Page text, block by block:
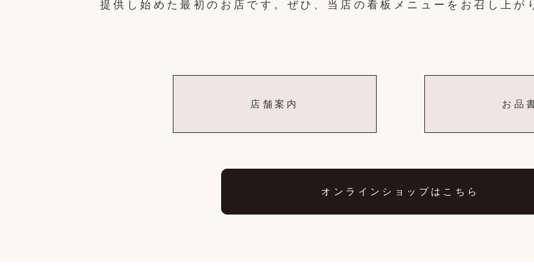
提供し始めた最初のお店です。ぜひ、当店の看板メニューをお召し上が
店舗案内 お品
オンラインショップはこちら